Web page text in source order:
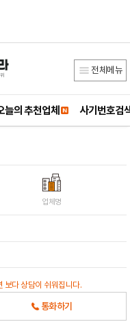
전체메뉴
늘의 추천업체 사기번호검
업체명
보다 상담이 쉬워집니다.
통화하기